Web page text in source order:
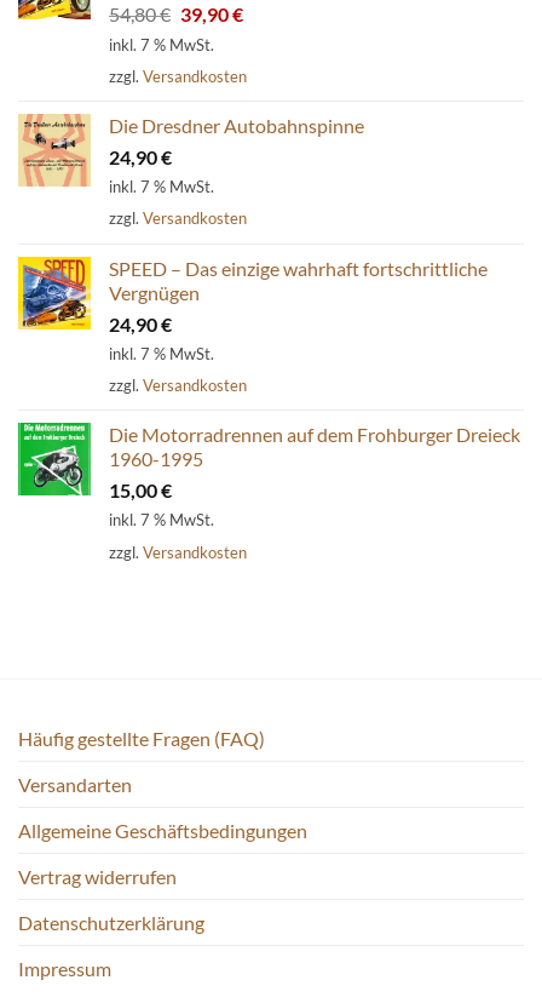
54,80€ Ursprünglicher
Preis
54,80 €
39,90€Aktueller
39,90 €.
inkl. 7 % MwSt.
zzgl. Versandkosten
Die Dresdner Autobahnspinne
24,90€
inkl. 7 % MwSt.
zzgl. Versandkosten
SPEED – Das einzige wahrhaft fortschrittliche
Vergnügen
24,90€
inkl. 7 % MwSt.
zzgl. Versandkosten
Die Motorradrennen auf dem Frohburger Dreieck
1960-1995
15,00€
inkl. 7 % MwSt.
zzgl. Versandkosten
Häufig gestellte Fragen (FAQ)
Versandarten
Allgemeine Geschäftsbedingungen
Vertrag widerrufen
Datenschutzerklärung
Impressum